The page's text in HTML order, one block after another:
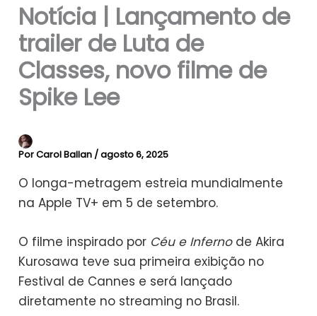
Notícia | Lançamento de
trailer de Luta de
Classes, novo filme de
Spike Lee
PorCarol Ballan /agosto 6, 2025
O longa-metragem estreia mundialmente
na Apple TV+ em 5 de setembro.
O filme inspirado por Céu e Infernode Akira
Kurosawa teve sua primeira exibição no
Festival de Cannes e será lançado
diretamente no streaming no Brasil.